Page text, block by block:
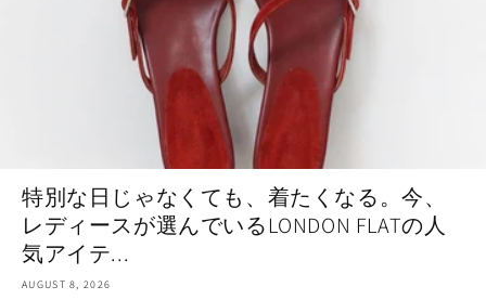
特別な日じゃなくても、着たくなる。今、
レディースが選んでいるLONDON FLATの人
気アイテ...
AUGUST 8, 2026